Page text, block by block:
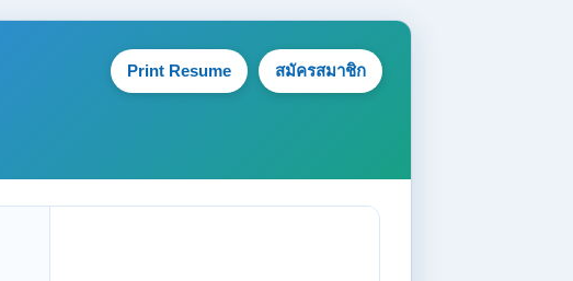
Print Resume สมัครสมาชิก